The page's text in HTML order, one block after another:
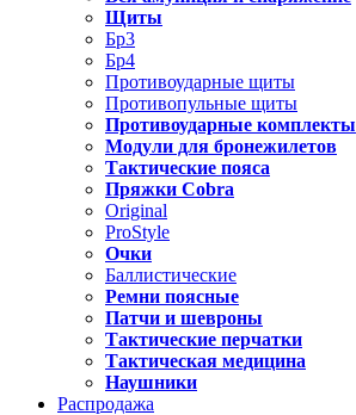
Щиты
Бр3
Бр4
Противоударные щиты
Противопульные щиты
Противоударные комплекты
Модули для бронежилетов
Тактические пояса
Пряжки Cobra
Original
ProStyle
Очки
Баллистические
Ремни поясные
Патчи и шевроны
Тактические перчатки
Тактическая медицина
Наушники
Распродажа